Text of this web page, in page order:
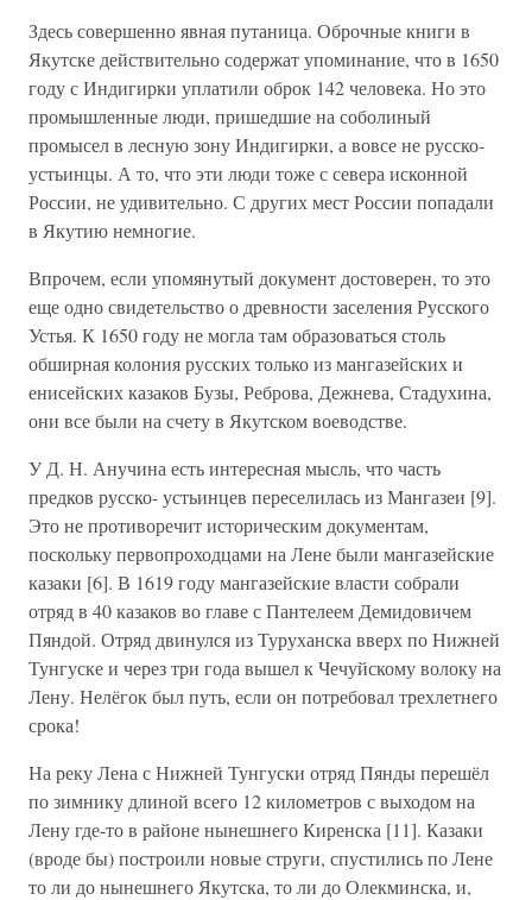
Здесь совершенно явная путаница. Оброчные книги в
Якутске действительно содержат упоминание, что в 1650
году с Индигирки уплатили оброк 142 человека. Но это
промышленные люди, пришедшие на соболиный
промысел в лесную зону Индигирки, а вовсе не русско-
устьинцы. А то, что эти люди тоже с севера исконной
России, не удивительно. С других мест России попадали
в Якутию немногие.
Впрочем, если упомянутый документ достоверен, то это
еще одно свидетельство о древности заселения Русского
Устья. К 1650 году не могла там образоваться столь
обширная колония русских только из мангазейских и
енисейских казаков Бузы, Реброва, Дежнева, Стадухина,
они все были на счету в Якутском воеводстве.
У Д. Н. Анучина есть интересная мысль, что часть
предков русско- устьинцев переселилась из Мангазеи [9].
Это не противоречит историческим документам,
поскольку первопроходцами на Лене были мангазейские
казаки [6]. В 1619 году мангазейские власти собрали
отряд в 40 казаков во главе с Пантелеем Демидовичем
Пяндой. Отряд двинулся из Туруханска вверх по Нижней
Тунгуске и через три года вышел к Чечуйскому волоку на
Лену. Нелёгок был путь, если он потребовал трехлетнего
срока!
На реку Лена с Нижней Тунгуски отряд Пянды перешёл
по зимнику длиной всего 12 километров с выходом на
Лену где-то в районе нынешнего Киренска [11]. Казаки
(вроде бы) построили новые струги, спустились по Лене
то ли до нынешнего Якутска, то ли до Олекминска, и,